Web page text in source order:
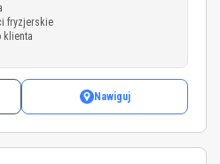
fryzjerskie
klienta
Nawiguj